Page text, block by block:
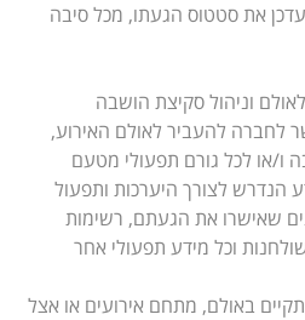
את סטטוס הגעתו, מכל סיבה
לחברה להעביר לאולם האירוע,
ו/או לכל גורם תפעולי מטעם
הנדרש לצורך היערכות ותפעול
שאישרו את הגעתם, רשימות
וכל מידע תפעולי אחר
באולם, מתחם אירועים או אצל